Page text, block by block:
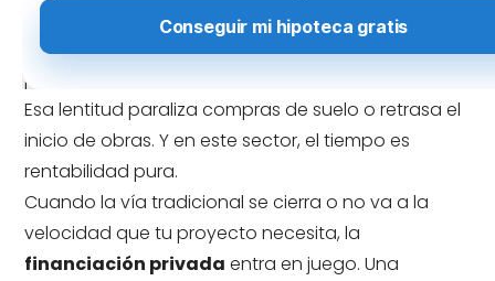
se han endurecido. Piden más preventas, imponen
condiciones rígidas y los tiempos de aprobación
pueden eternizarse.
Esa lentitud paraliza compras de suelo o retrasa el
inicio de obras. Y en este sector, el tiempo es
rentabilidad pura.
Cuando la vía tradicional se cierra o no va a la
velocidad que tu proyecto necesita, la
financiación privada entra en juego. Una